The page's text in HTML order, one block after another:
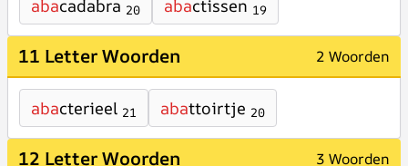
abacadabra 20 abactissen 19
11 Letter Woorden 2 Woorden
abacterieel 21 abattoirtje 20
12 Letter Woorden 3 Woorden